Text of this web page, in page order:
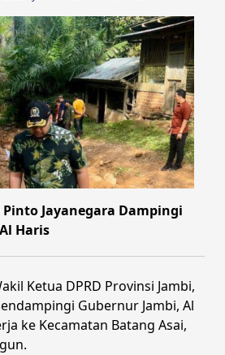
Pinto Jayanegara Dampingi
Haris
Ketua DPRD Provinsi Jambi,
Gubernur Jambi, Al
ke Kecamatan Batang Asai,